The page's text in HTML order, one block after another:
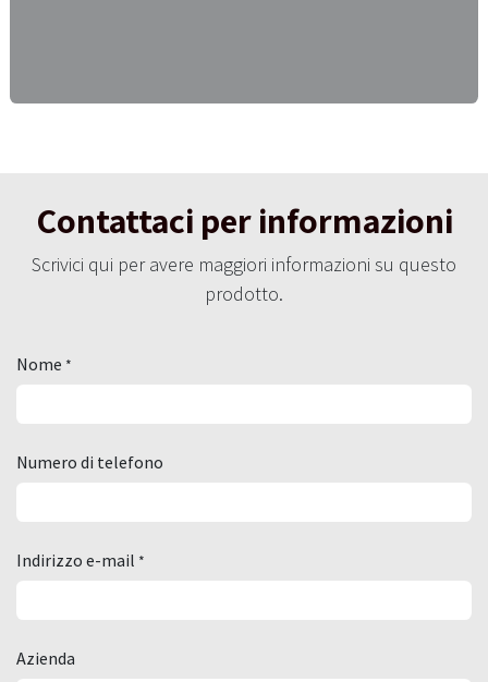
Contattaci per informazioni
Scrivici qui per avere maggiori informazioni su questo
prodotto.
Nome *
Numero di telefono
Indirizzo e-mail *
Azienda